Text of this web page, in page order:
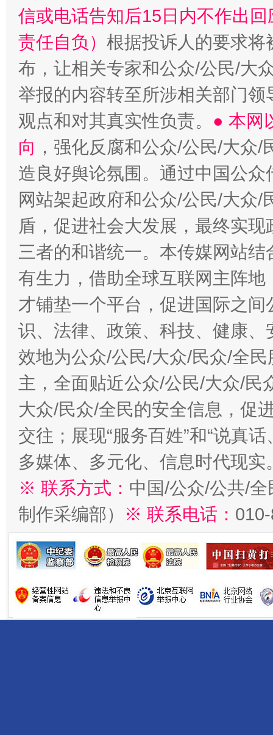
完善运行机制助力责任有效落实
东山县通报“牛蛙产品抗生素超标问题”
千年窑火 生生不息 一
揭开“小金库”的免责幌子
信或电话告知后15日内不作出
责任自负） 根据投诉人的要求将
布，让相关专家和公众/公民/大
举报的内容转至所涉相关部门
观点和对其真实性负责。 ● 本网
向 ，强化反腐和公众/公民/大众
造良好舆论氛围。通过中国公
网站架起政府和公众/公民/大众
盾，促进社会大发展，最终实
三者的和谐统一。本传媒网站
有生力，借助全球互联网主阵
才铺垫一个平台，促进国际之
识、法律、政策、科技、健康
效地为公众/公民/大众/民众/全
主，全面贴近公众/公民/大众/民
大众/民众/全民的安全信息，促
交往；展现“服务百姓”和“说真
多媒体、多元化、信息时代现实
※ 联系方式： 中国/公众/公共/
制作采编部）
※ 联系电话：